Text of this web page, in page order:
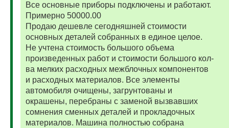
Все основные приборы подключены и работают.
Примерно 50000.00
Продаю дешевле сегодняшней стоимости
основных деталей собранных в единое целое.
Не учтена стоимость большого объема
произведенных работ и стоимости большого кол-
ва мелких расходных межблочных компонентов
и расходных материалов. Все элементы
автомобиля очищены, загрунтованы и
окрашены, перебраны с заменой вызвавших
сомнения сменных деталей и прокладочных
материалов. Машина полностью собрана